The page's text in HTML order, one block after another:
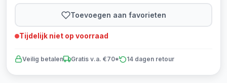
Toevoegen aan favorieten
Tijdelijk niet op voorraad
Veilig betalen Gratis v.a. €70* 14 dagen retour